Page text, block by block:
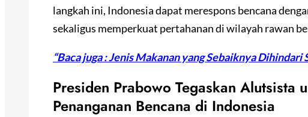
langkah ini, Indonesia dapat merespons bencana
sekaligus memperkuat pertahanan di wilayah rawan
“Baca juga : Jenis Makanan yang Sebaiknya Dihindari
Presiden Prabowo Tegaskan Alutsista
Penanganan Bencana di Indonesia